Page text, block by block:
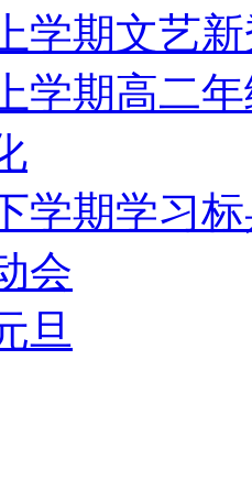
学期文艺
学期高二
学期学习
会
旦